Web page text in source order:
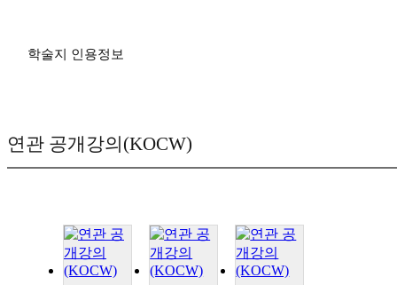
학술지 인용정보
연관 공개강의(KOCW)